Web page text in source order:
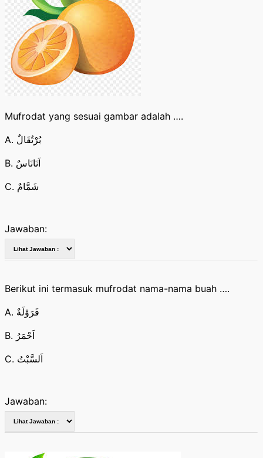
Mufrodat yang sesuai gambar adalah ….
A. بُرْتُقَالٌ
B. اَنَانَاسٌ
C. شَمَّامٌ
Jawaban:
Berikut ini termasuk mufrodat nama-nama buah ….
A. فَرَوْلَةٌ
B. اَحْمَرُ
C. اَلسَّبْتُ
Jawaban: